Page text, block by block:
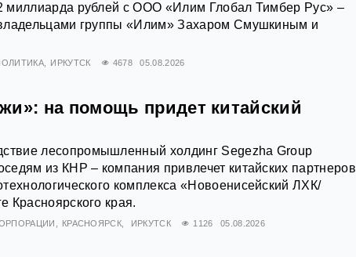
миллиарда рублей с ООО «Илим Глобал Тимбер Рус» –
группы «Илим» Захаром Смушкиным и
ИРКУТСК 4678 05.08.2026
на помощь придет китайский
лесопромышленный холдинг Segezha Group
из КНР – компания привлечет китайских партнеров
комплекса «Новоенисейский ЛХК/
Красноярского края.
КРАСНОЯРСК ИРКУТСК 1126 05.08.2026